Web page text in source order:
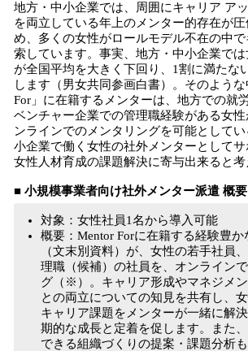
地方・中小企業では、周囲にキャリア ア
を両立している年上のメンター的存在が
め、多くの女性がロールモデル不在の中
索しています。事実、地方・中小企業で
が全国平均を大きく下回り、1割に満たな
します（男女共同参画白書）。そのよう
For」に在籍するメンターは、地方での就
ベンチャー企業での管理職経験がある女
ンラインでのメンタリングを可能として
小企業で働く女性の社外メンターとして
女性人材育成の課題解決に寄与出来ると考
■ 小規模事業者向け社外メンター派遣 概要
対象：女性社員1名から導入可能
概要：Mentor Forに在籍する経験豊
（文末別資料）が、女性の若手社員
理職（候補）の社員を、オンライン
グ（※）。キャリア形成やマネジメ
との両立についての知見を共有し、
キャリア課題をメンターが一緒に解
期的な成長と定着を促します。また
できる組織づくりの提案・課題分析